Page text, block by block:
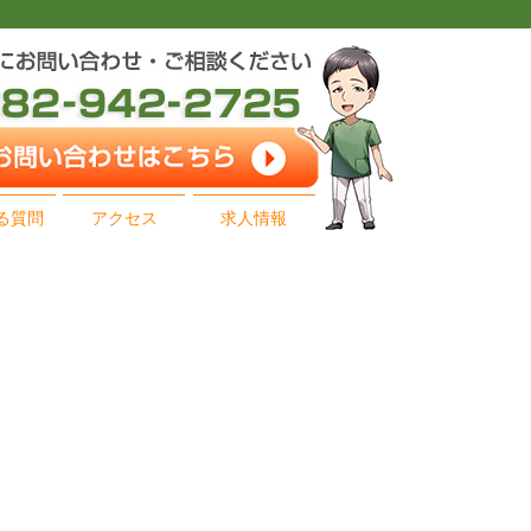
質問 アクセス 求人情報